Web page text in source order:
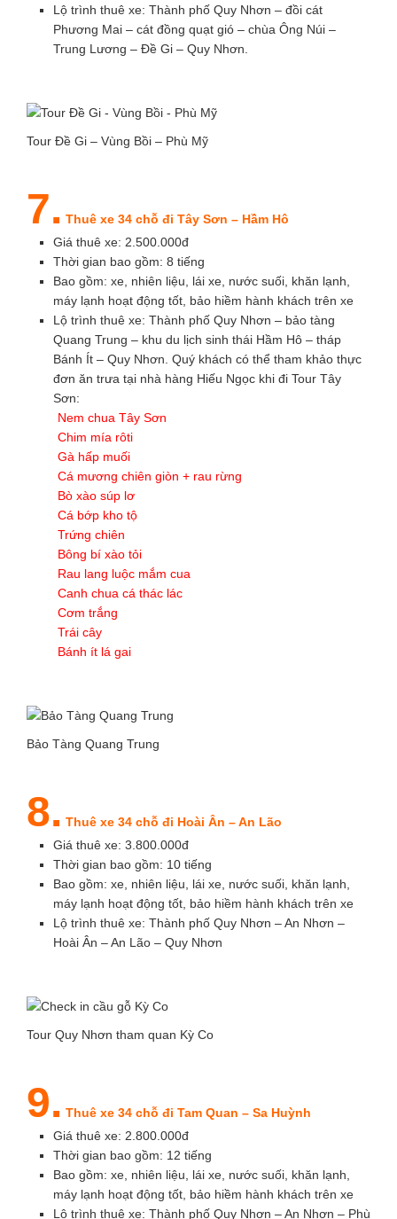
Lộ trình thuê xe: Thành phố Quy Nhơn – đồi cát
Phương Mai – cát đồng quạt gió – chùa Ông Núi –
Trung Lương – Đề Gi – Quy Nhơn.
Tour Đề Gi – Vùng Bồi – Phù Mỹ
7. Thuê xe 34 chỗ đi Tây Sơn – Hầm Hô
Giá thuê xe: 2.500.000đ
Thời gian bao gồm: 8 tiếng
Bao gồm: xe, nhiên liệu, lái xe, nước suối, khăn lạnh,
máy lạnh hoạt động tốt, bảo hiềm hành khách trên xe
Lộ trình thuê xe: Thành phố Quy Nhơn – bảo tàng
Quang Trung – khu du lịch sinh thái Hầm Hô – tháp
Bánh Ít – Quy Nhơn. Quý khách có thể tham khảo thực
đơn ăn trưa tại nhà hàng Hiếu Ngọc khi đi Tour Tây
Sơn:
Nem chua Tây Sơn
Chim mía rôti
Gà hấp muối
Cá mương chiên giòn + rau rừng
Bò xào súp lơ
Cá bớp kho tộ
Trứng chiên
Bông bí xào tỏi
Rau lang luộc mắm cua
Canh chua cá thác lác
Cơm trắng
Trái cây
Bánh ít lá gai
Bảo Tàng Quang Trung
8. Thuê xe 34 chỗ đi Hoài Ân – An Lão
Giá thuê xe: 3.800.000đ
Thời gian bao gồm: 10 tiếng
Bao gồm: xe, nhiên liệu, lái xe, nước suối, khăn lạnh,
máy lạnh hoạt động tốt, bảo hiềm hành khách trên xe
Lộ trình thuê xe: Thành phố Quy Nhơn – An Nhơn –
Hoài Ân – An Lão – Quy Nhơn
Tour Quy Nhơn tham quan Kỳ Co
9. Thuê xe 34 chỗ đi Tam Quan – Sa Huỳnh
Giá thuê xe: 2.800.000đ
Thời gian bao gồm: 12 tiếng
Bao gồm: xe, nhiên liệu, lái xe, nước suối, khăn lạnh,
máy lạnh hoạt động tốt, bảo hiềm hành khách trên xe
Lộ trình thuê xe: Thành phố Quy Nhơn – An Nhơn – Phù